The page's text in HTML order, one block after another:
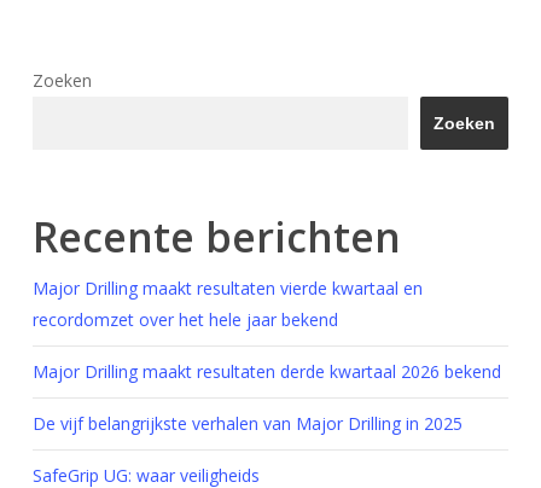
Zoeken
Zoeken
Recente berichten
Major Drilling maakt resultaten vierde kwartaal en
recordomzet over het hele jaar bekend
Major Drilling maakt resultaten derde kwartaal 2026 bekend
De vijf belangrijkste verhalen van Major Drilling in 2025
SafeGrip UG: waar veiligheids